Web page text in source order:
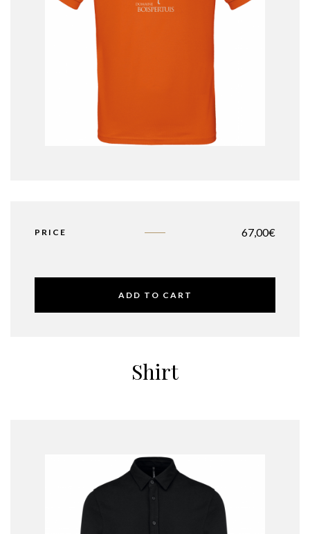
PRICE 67,00€
ADD TO CART
Shirt